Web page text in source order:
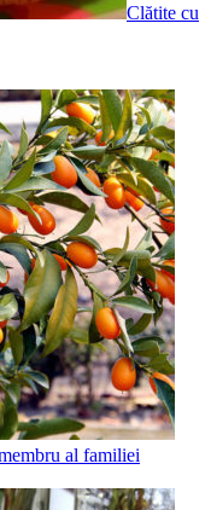
Clătite cu
al familiei